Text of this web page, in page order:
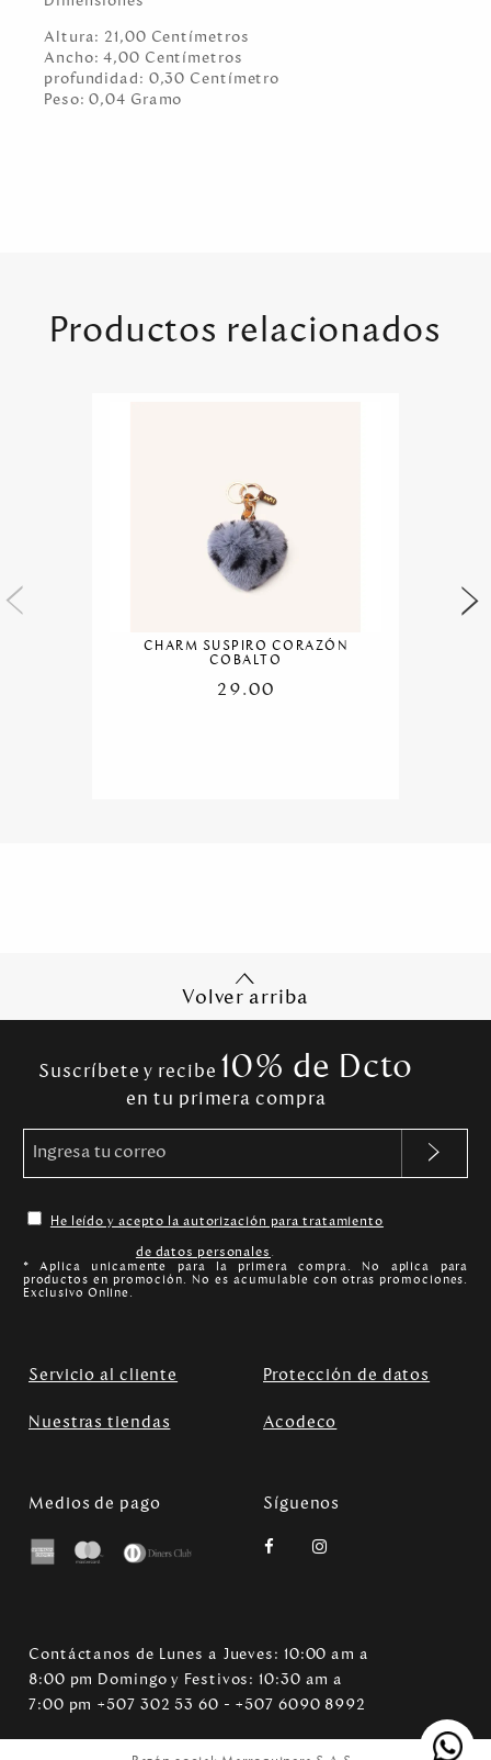
Altura: 21,00 Centímetros
Ancho:4,00 Centímetros
profundidad: 0,30 Centímetro
Peso:0,04 Gramo
Productos relacionados
CHARM SUSPIRO CORAZÓN
COBALTO
29.00
Volver arriba
Suscríbete y recibe 10% de Dcto
en tu primera compra
He leído y acepto la autorización para tratamiento
de datos personales.
* Aplica unicamente para la primera compra. No aplica para
productos en promoción. No es acumulable con otras promociones.
Exclusivo Online.
Servicio al cliente Protección de datos
Nuestras tiendas Acodeco
Medios de pago Síguenos
Contáctanos de Lunes a Jueves: 10:00 am a
8:00 pm Domingo y Festivos: 10:30 am a
7:00 pm +507 302 53 60 - +507 6090 8992